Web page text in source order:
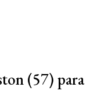
(57) para